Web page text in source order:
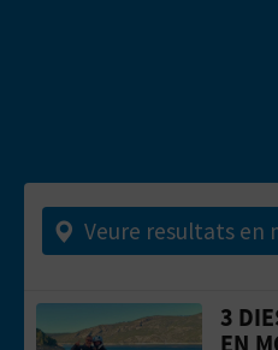
Veure resultats en
Anar a la web
3
EN